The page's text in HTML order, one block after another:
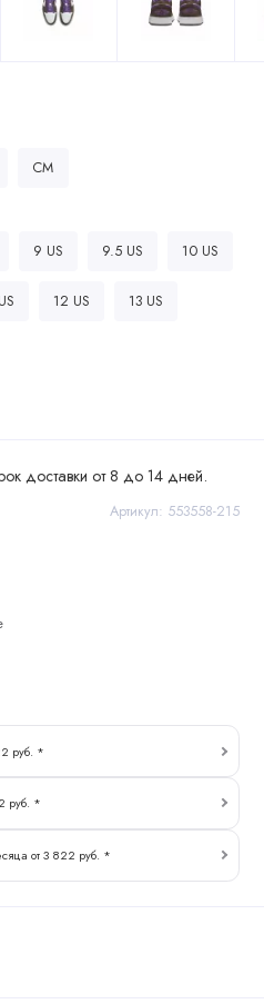
доставки от 8 до 14 дней.
Артикул: 553558-215
руб. *
руб. *
от 3 822 руб. *
CM
9 US 9.5 US 10 US
12 US 13 US